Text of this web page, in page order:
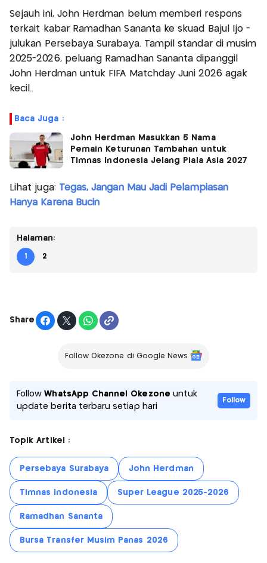
Sejauh ini, John Herdman belum memberi respons
terkait kabar Ramadhan Sananta ke skuad Bajul Ijo -
julukan Persebaya Surabaya. Tampil standar di musim
2025-2026, peluang Ramadhan Sananta dipanggil
John Herdman untuk FIFA Matchday Juni 2026 agak
kecil..
Baca Juga :
John Herdman Masukkan 5 Nama
Pemain Keturunan Tambahan untuk
Timnas Indonesia Jelang Piala Asia 2027
Lihat juga: Tegas, Jangan Mau Jadi Pelampiasan
Hanya Karena Bucin
Halaman:
1 2
Share
Follow Okezone di Google News
FollowWhatsApp Channel Okezone untuk
update berita terbaru setiap hari
Follow
Topik Artikel :
Persebaya Surabaya John Herdman
Timnas Indonesia Super League 2025-2026
Ramadhan Sananta
Bursa Transfer Musim Panas 2026